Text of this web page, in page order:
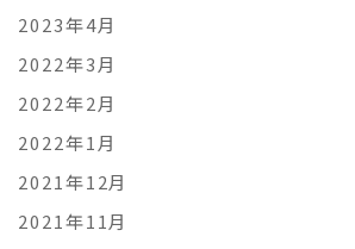
2023年4月
2022年3月
2022年2月
2022年1月
2021年12月
2021年11月